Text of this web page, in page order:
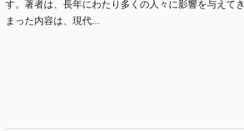
す。著者は、長年にわたり多くの人々に影響を与えて
まった内容は、現代...